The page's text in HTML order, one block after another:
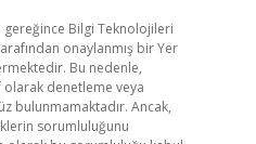
gereğince Bilgi Teknolojileri
onaylanmış bir Yer
Bu nedenle,
denetleme veya
bulunmamaktadır. Ancak,
sorumluluğunu